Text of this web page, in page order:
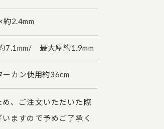
2.4mm
7.1mm/ 最大厚約1.9mm
カン使用約36cm
、ご注文いただいた際
ますので予めご了承く